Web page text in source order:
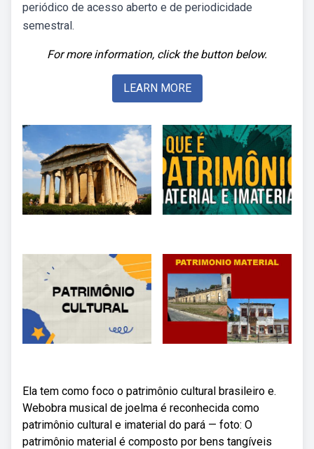
periódico de acesso aberto e de periodicidade
semestral.
For more information, click the button below.
LEARN MORE
Ela tem como foco o patrimônio cultural brasileiro e.
Webobra musical de joelma é reconhecida como
patrimônio cultural e imaterial do pará — foto: O
patrimônio material é composto por bens tangíveis